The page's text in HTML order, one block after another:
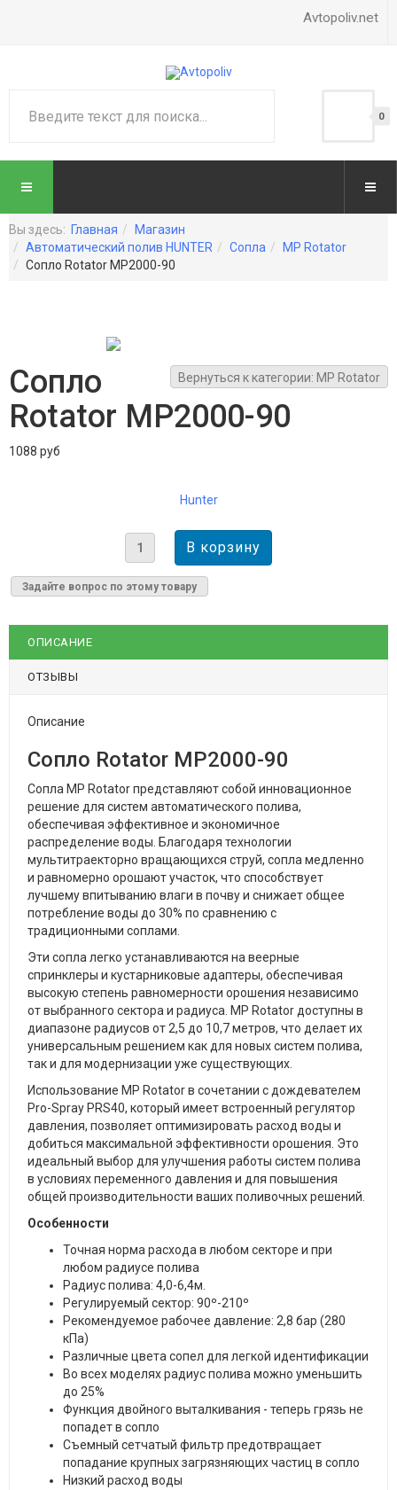
Avtopoliv.net
0
Вы здесь: Главная
Магазин
Автоматический полив HUNTER
Сопла
MP Rotator
Сопло Rotator MP2000-90
Вернуться к категории: MP Rotator
Сопло
Rotator MP2000-90
1088 руб
Hunter
Задайте вопрос по этому товару
ОПИСАНИЕ
ОТЗЫВЫ
Описание
Сопло Rotator MP2000-90
Сопла MP Rotator представляют собой инновационное
решение для систем автоматического полива,
обеспечивая эффективное и экономичное
распределение воды. Благодаря технологии
мультитраекторно вращающихся струй, сопла медленно
и равномерно орошают участок, что способствует
лучшему впитыванию влаги в почву и снижает общее
потребление воды до 30% по сравнению с
традиционными соплами.
Эти сопла легко устанавливаются на веерные
спринклеры и кустарниковые адаптеры, обеспечивая
высокую степень равномерности орошения независимо
от выбранного сектора и радиуса. MP Rotator доступны в
диапазоне радиусов от 2,5 до 10,7 метров, что делает их
универсальным решением как для новых систем полива,
так и для модернизации уже существующих.
Использование MP Rotator в сочетании с дождевателем
Pro-Spray PRS40, который имеет встроенный регулятор
давления, позволяет оптимизировать расход воды и
добиться максимальной эффективности орошения. Это
идеальный выбор для улучшения работы систем полива
в условиях переменного давления и для повышения
общей производительности ваших поливочных решений.
Особенности
Точная норма расхода в любом секторе и при
любом радиусе полива
Радиус полива: 4,0-6,4м.
Регулируемый сектор: 90º-210º
Рекомендуемое рабочее давление: 2,8 бар (280
кПа)
Различные цвета сопел для легкой идентификации
Во всех моделях радиус полива можно уменьшить
до 25%
Функция двойного выталкивания - теперь грязь не
попадет в сопло
Съемный сетчатый фильтр предотвращает
попадание крупных загрязняющих частиц в сопло
Низкий расход воды